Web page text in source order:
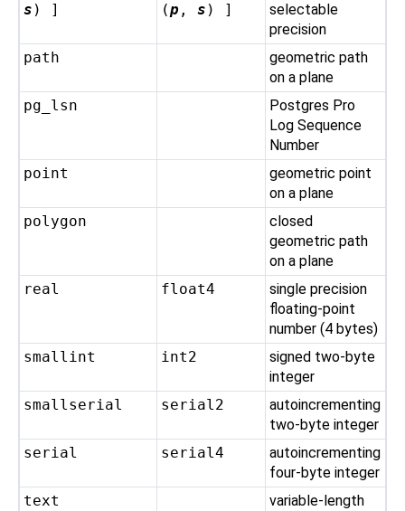
s ) ]
(p ,s ) ]
selectable
precision
path
geometric path
on a plane
pg_lsn
Postgres Pro
Log Sequence
Number
point
geometric point
on a plane
polygon
closed
geometric path
on a plane
real
float4
single precision
floating-point
number (4 bytes)
smallint
int2
signed two-byte
integer
smallserial
serial2
autoincrementing
two-byte integer
serial
serial4
autoincrementing
four-byte integer
text
variable-length